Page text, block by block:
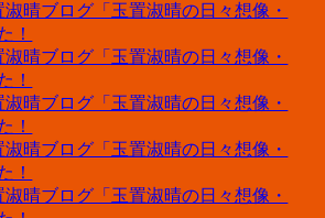
晴ブログ「玉置淑晴の日々想像・
！
晴ブログ「玉置淑晴の日々想像・
！
晴ブログ「玉置淑晴の日々想像・
！
晴ブログ「玉置淑晴の日々想像・
！
晴ブログ「玉置淑晴の日々想像・